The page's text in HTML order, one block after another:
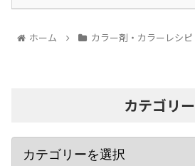
ホーム カラー剤・カラーレシピ
カテゴリー